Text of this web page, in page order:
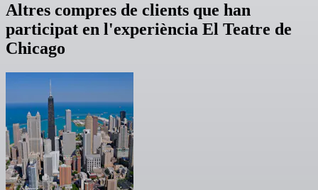
Altres compres de clients que han
participat en l'experiència El Teatre de
Chicago